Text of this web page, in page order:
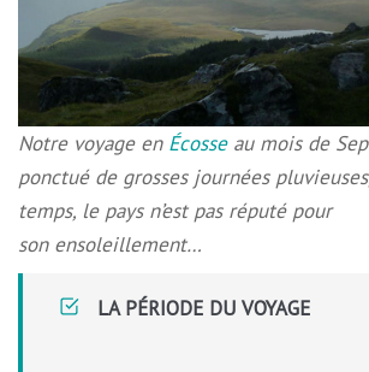
Notre voyage en Écosseau mois de
ponctué de grosses journées
temps, le pays n’est pas réputé pour
son ensoleillement…
LA PÉRIODE DU VOYAGE